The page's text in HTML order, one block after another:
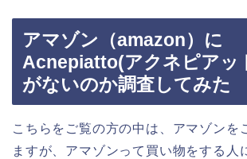
アマゾン（amazon）に
Acnepiatto(アクネピアッ
がないのか調査してみた
こちらをご覧の方の中は、アマゾンを
ますが、アマゾンって買い物をする人